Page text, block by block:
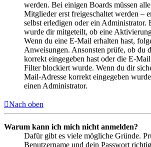
werden. Bei einigen Boards müssen
Mitglieder erst freigeschaltet werden –
selbst erledigen oder ein Administrator.
wurde dir mitgeteilt, ob eine
Wenn du eine E-Mail erhalten hast,
Anweisungen. Ansonsten prüfe, ob du
korrekt eingegeben hast oder die E-
Filter blockiert wurde. Wenn du dir
Mail-Adresse korrekt eingegeben
einen Administrator.
Nach oben
Warum kann ich mich nicht anmelden?
Dafür gibt es viele mögliche Gründe.
Benutzername und dein Passwort